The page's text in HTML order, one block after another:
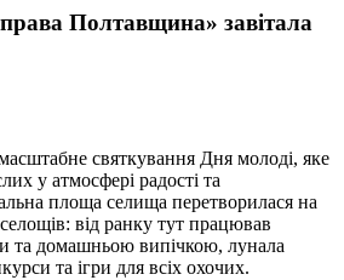
Полтавщина» завітала
святкування Дня молоді, яке
у атмосфері радості та
площа селища перетворилася на
від ранку тут працював
та домашньою випічкою, лунала
та ігри для всіх охочих.